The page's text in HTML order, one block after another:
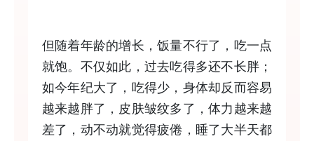
但随着年龄的增长，饭量不行了，吃一点
就饱。不仅如此，过去吃得多还不长胖；
如今年纪大了，吃得少，身体却反而容易
越来越胖了，皮肤皱纹多了，体力越来越
差了，动不动就觉得疲倦，睡了大半天都